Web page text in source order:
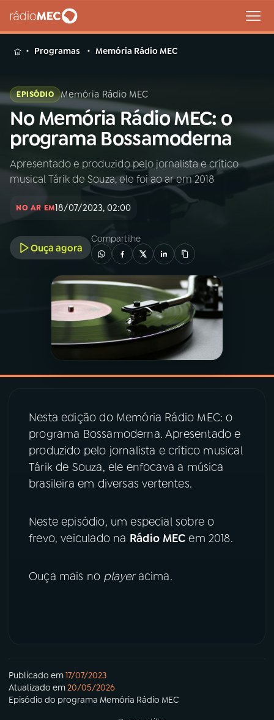
MENU
Buscar
na
Rádio
MEC
Buscar
Início AO VIVO
PROGRAMAÇÃO
PROGRAMAS
VIDEOCASTS
07ÚLTIMAS
YouTube Facebook
Programas Memória Rádio MEC
EPISÓDIO Memória Rádio MEC
No Memória Rádio MEC: o
programa Bossamoderna
Apresentado e produzido pelo jornalista e crítico
musical Tárik de Souza, ele foi ao ar em 2018
NO AR EM18/07/2023, 02:00
Ouça agora
Compartilhe
Nesta edição do Memória Rádio MEC: o
programa Bossamoderna. Apresentado e
produzido pelo jornalista e crítico musical
Tárik de Souza, ele enfocava a música
brasileira em diversas vertentes.
Neste episódio, um especial sobre o
frevo, veiculado na Rádio MEC em 2018.
Ouça mais no playeracima.
Publicado em17/07/2023
Atualizado em20/05/2026
Episódio do programa Memória Rádio MEC